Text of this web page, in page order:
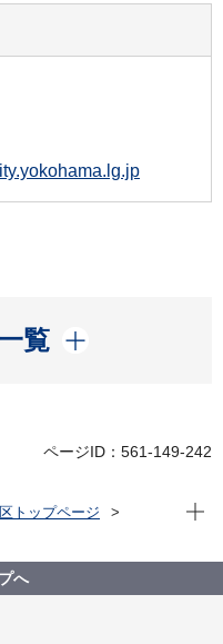
覧
ページID：561-149-242
トップページ
定例会結果報告
６年３月定例会
現在
へ